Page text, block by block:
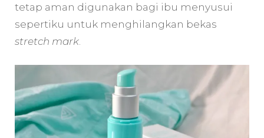
tetap aman digunakan bagi ibu menyusui
sepertiku untuk menghilangkan bekas
stretch mark